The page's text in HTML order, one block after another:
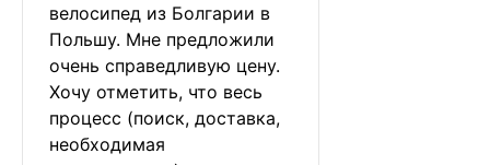
велосипед из Болгарии в
Польшу. Мне предложили
очень справедливую цену.
Хочу отметить, что весь
процесс (поиск, доставка,
необходимая